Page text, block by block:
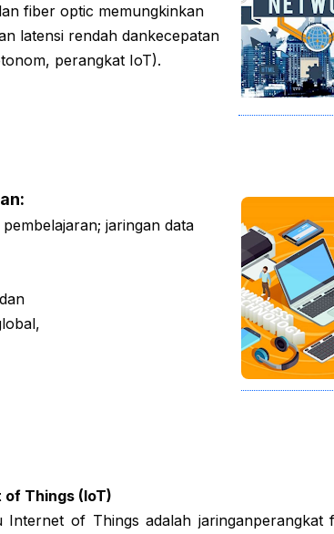
fiber optic memungkinkan
latensi rendah dankecepatan
perangkat IoT).
jaringan data
Things (IoT)
Internet of Things adalah jaringanperangkat